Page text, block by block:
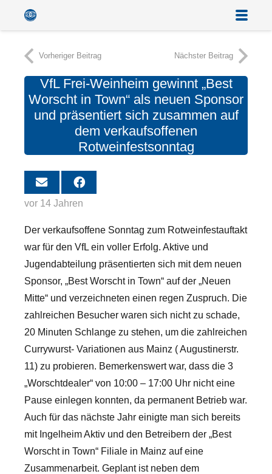
Vorheriger Beitrag Nächster Beitrag
VfL Frei-Weinheim gewinnt „Best
Worscht in Town“ als neuen Sponsor
und präsentiert sich zusammen auf
dem verkaufsoffenen
Rotweinfestsonntag
vor 14 Jahren
Der verkaufsoffene Sonntag zum Rotweinfestauftakt
war für den VfL ein voller Erfolg. Aktive und
Jugendabteilung präsentierten sich mit dem neuen
Sponsor, „Best Worscht in Town“ auf der „Neuen
Mitte“ und verzeichneten einen regen Zuspruch. Die
zahlreichen Besucher waren sich nicht zu schade,
20 Minuten Schlange zu stehen, um die zahlreichen
Currywurst- Variationen aus Mainz ( Augustinerstr.
11) zu probieren. Bemerkenswert war, dass die 3
„Worschtdealer“ von 10:00 – 17:00 Uhr nicht eine
Pause einlegen konnten, da permanent Betrieb war.
Auch für das nächste Jahr einigte man sich bereits
mit Ingelheim Aktiv und den Betreibern der „Best
Worscht in Town“ Filiale in Mainz auf eine
Zusammenarbeit. Geplant ist neben dem